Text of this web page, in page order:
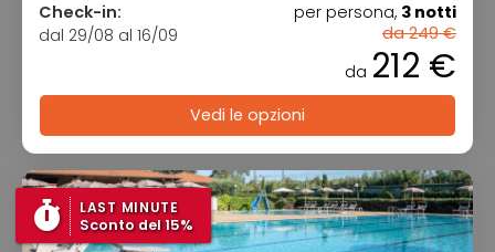
Check-in:
dal 29/08 al 16/09
per persona, 3 notti
da 249 €
da 212 €
Vedi le opzioni
LAST MINUTE
Sconto del 15%